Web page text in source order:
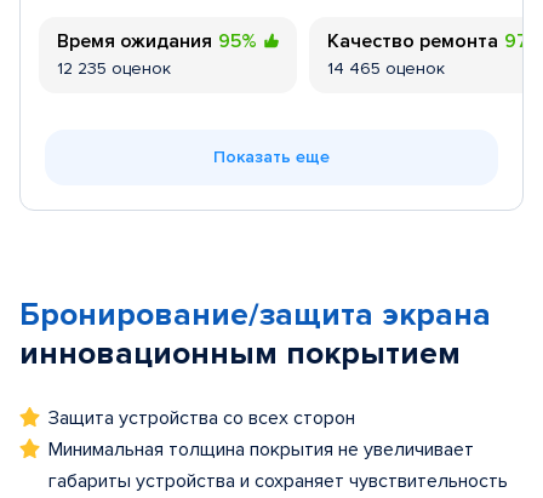
Время ожидания 95%
12 235 оценок
Качество ремонта 97%
14 465 оценок
Показать еще
Бронирование/защита экрана
инновационным покрытием
Защита устройства со всех сторон
Минимальная толщина покрытия не увеличивает
габариты устройства и сохраняет чувствительность